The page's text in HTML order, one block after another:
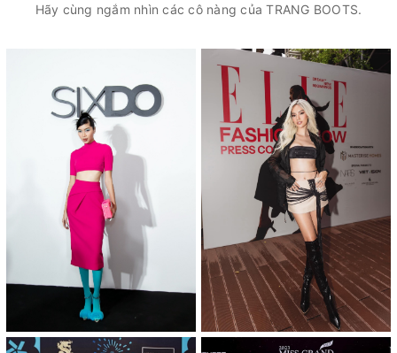
Hãy cùng ngắm nhìn các cô nàng của TRANG BOOTS.